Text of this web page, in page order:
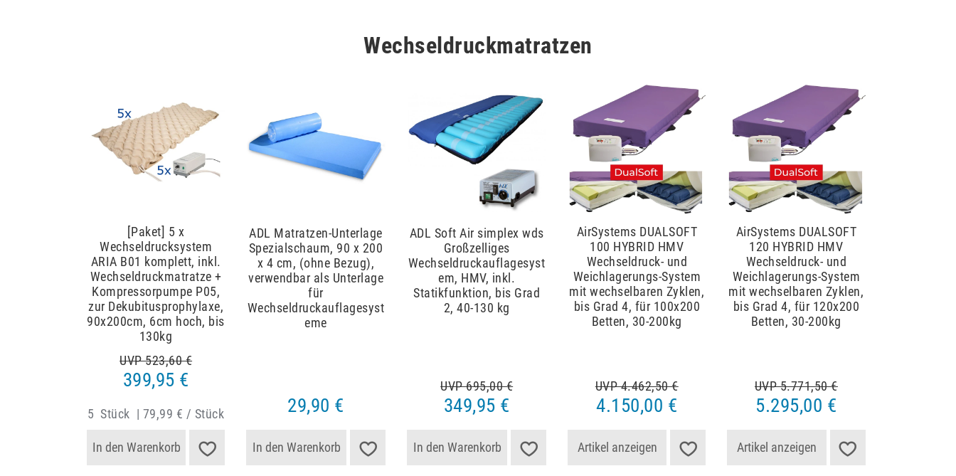
Wechseldruckmatratzen
[Paket] 5 x
Wechseldrucksystem
ARIA B01 komplett, inkl.
Wechseldruckmatratze +
Kompressorpumpe P05,
zur Dekubitusprophylaxe,
90x200cm, 6cm hoch, bis
130kg
UVP 523,60 €
399,95 €
5 Stück | 79,99 € / Stück
In den Warenkorb
ADL Matratzen-Unterlage
Spezialschaum, 90 x 200
x 4 cm, (ohne Bezug),
verwendbar als Unterlage
für
Wechseldruckauflagesyst
eme
29,90 €
In den Warenkorb
ADL Soft Air simplex wds
Großzelliges
Wechseldruckauflagesyst
em, HMV, inkl.
Statikfunktion, bis Grad
2, 40-130 kg
UVP 695,00 €
349,95 €
In den Warenkorb
AirSystems DUALSOFT
100 HYBRID HMV
Wechseldruck- und
Weichlagerungs-System
mit wechselbaren Zyklen,
bis Grad 4, für 100x200
Betten, 30-200kg
UVP 4.462,50 €
4.150,00 €
Artikel anzeigen
AirSystems DUALSOFT
120 HYBRID HMV
Wechseldruck- und
Weichlagerungs-System
mit wechselbaren Zyklen,
bis Grad 4, für 120x200
Betten, 30-200kg
UVP 5.771,50 €
5.295,00 €
Artikel anzeigen